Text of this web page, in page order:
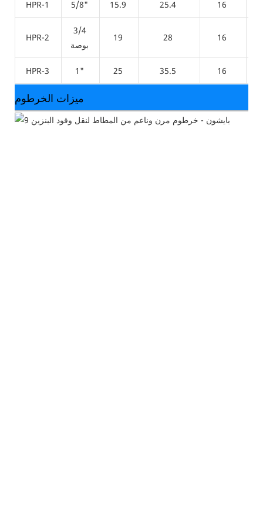
HPR-1 5/8" 15.9 25.4 16
HPR-2
3/4
بوصة
19 28 16
HPR-3 1" 25 35.5 16
ميزات الخرطوم